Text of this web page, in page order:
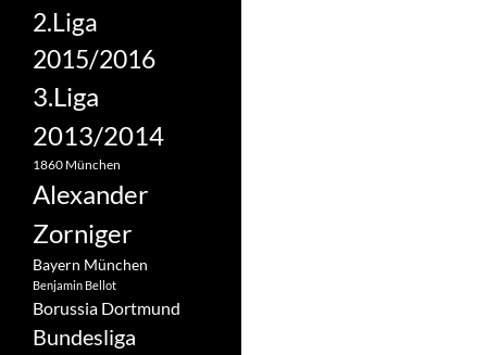
2.Liga
2015/2016
3.Liga
2013/2014
1860 München
Alexander
Zorniger
Bayern München
Benjamin Bellot
Borussia Dortmund
Bundesliga